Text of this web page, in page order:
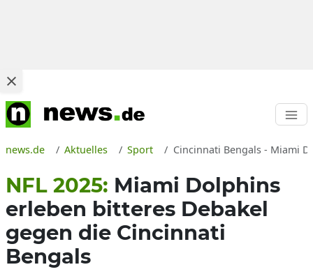
news.de Aktuelles Sport Cincinnati Bengals - Miami
NFL 2025: Miami Dolphins
erleben bitteres Debakel
gegen die Cincinnati
Bengals